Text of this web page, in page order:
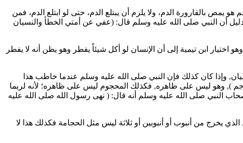
يمص بالقارورة الدم، ولا يلزم أن يبتلع الدم، حتى لو ابتلع الدم، فمن
أن النبي صلى الله عليه وسلم قال: (عفي عن أمتي الخطأ والنسيان
وهو اختيار ابن تيمية إلى أن الإنسان لو أكل شيئاً يفطر وهو يظن أنه لا يفطر
وإذا كان كذلك فإن النبي صلى الله عليه وسلم عندما خاطب هذا
), وهو ليس على ظاهره, فكذلك المحجوم ليس على ظاهره؛ لأنه لربما
النبي صلى الله عليه وسلم أنه قال: ( نهى رسول الله صلى الله عليه
يخرج من أنبوب أو أنبوبين أو ثلاثة ليس مثل الحجامة فكذلك هذا لا